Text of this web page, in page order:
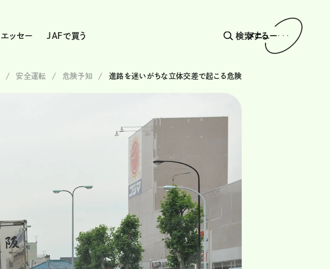
エッセー JAFで買う 検索する
メニュー
安全運転 危険予知 進路を迷いがちな立体交差で起こる危険